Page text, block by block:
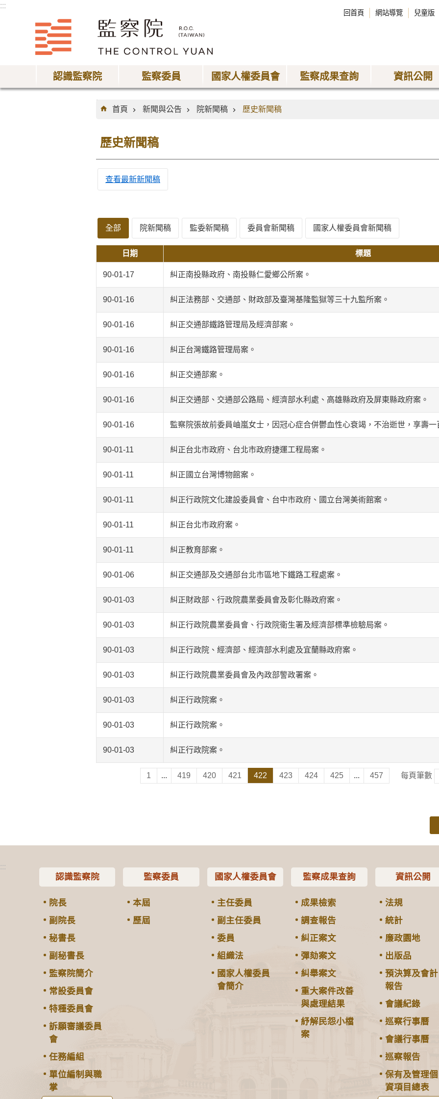
:::
回首頁 網站導覽 兒童版
認識監察院 監察委員 國家人權委員會 監察成果查詢 資訊公開
:::
首頁
新聞與公告 院新聞稿 歷史新聞稿
歷史新聞稿
查看最新新聞稿
全部 院新聞稿 監委新聞稿 委員會新聞稿 國家人權委員會新聞稿
日期 標題
90-01-17 糾正南投縣政府、南投縣仁愛鄉公所案。
90-01-16 糾正法務部、交通部、財政部及臺灣基隆監獄等三十九監所案。
90-01-16 糾正交通部鐵路管理局及經濟部案。
90-01-16 糾正台灣鐵路管理局案。
90-01-16 糾正交通部案。
90-01-16 糾正交通部、交通部公路局、經濟部水利處、高雄縣政府及屏東縣政府案。
90-01-16 監察院張故前委員岫嵐女士，因冠心症合併鬱血性心衰竭，不治逝世，享壽一
90-01-11 糾正台北市政府、台北市政府捷運工程局案。
90-01-11 糾正國立台灣博物館案。
90-01-11 糾正行政院文化建設委員會、台中市政府、國立台灣美術館案。
90-01-11 糾正台北市政府案。
90-01-11 糾正教育部案。
90-01-06 糾正交通部及交通部台北市區地下鐵路工程處案。
90-01-03 糾正財政部、行政院農業委員會及彰化縣政府案。
90-01-03 糾正行政院農業委員會、行政院衛生署及經濟部標準檢驗局案。
90-01-03 糾正行政院、經濟部、經濟部水利處及宜蘭縣政府案。
90-01-03 糾正行政院農業委員會及內政部警政署案。
90-01-03 糾正行政院案。
90-01-03 糾正行政院案。
90-01-03 糾正行政院案。
1 ... 419 420 421 422 423 424 425 ... 457 每頁筆數
:::
認識監察院
院長
副院長
秘書長
副秘書長
監察院簡介
常設委員會
特種委員會
訴願審議委員
會
任務編組
單位編制與職
掌
監察委員
本屆
歷屆
國家人權委員會
主任委員
副主任委員
委員
組織法
國家人權委員
會簡介
監察成果查詢
成果檢索
調查報告
糾正案文
彈劾案文
糾舉案文
重大案件改善
與處理結果
紓解民怨小檔
案
資訊公開
法規
統計
廉政園地
出版品
預決算及會計
報告
會議紀錄
巡察行事曆
會議行事曆
巡察報告
保有及管理個
資項目總表